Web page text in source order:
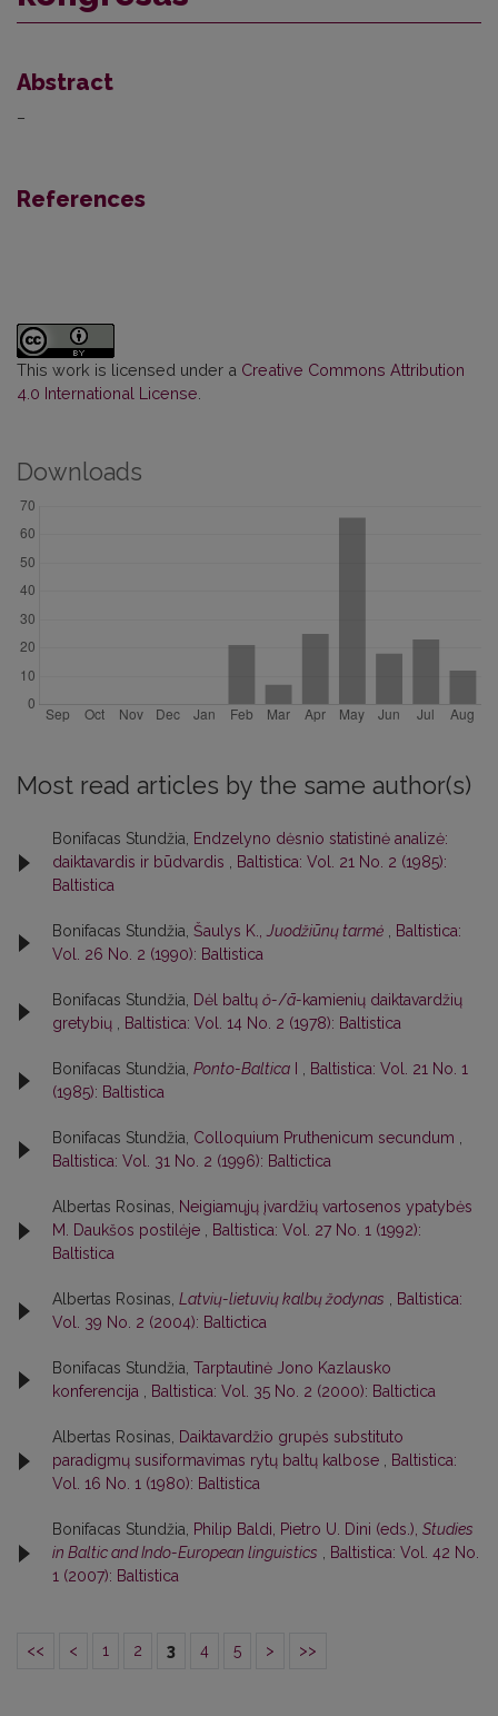
Abstract
–
References
This work is licensed under a Creative Commons Attribution
4.0 International License
Downloads
Most read articles by the same author(s)
Bonifacas Stundžia, Endzelyno dėsnio statistinė analizė:
daiktavardis ir būdvardis , Baltistica: Vol. 21 No. 2 (1985):
Baltistica
Bonifacas Stundžia, Šaulys K.,Juodžiūnų tarmė , Baltistica:
Vol. 26 No. 2 (1990): Baltistica
Bonifacas Stundžia, Dėl baltų ŏ-/ā-kamienių daiktavardžių
gretybių , Baltistica: Vol. 14 No. 2 (1978): Baltistica
Bonifacas Stundžia, Ponto-Baltica , Baltistica: Vol. 21 No. 1
(1985): Baltistica
Bonifacas Stundžia, Colloquium Pruthenicum secundum ,
Baltistica: Vol. 31 No. 2 (1996): Baltictica
Albertas Rosinas, Neigiamųjų įvardžių vartosenos ypatybės
M. Daukšos postilėje , Baltistica: Vol. 27 No. 1 (1992):
Baltistica
Albertas Rosinas, Latvių-lietuvių kalbų žodynas , Baltistica:
Vol. 39 No. 2 (2004): Baltictica
Bonifacas Stundžia, Tarptautinė Jono Kazlausko
konferencija , Baltistica: Vol. 35 No. 2 (2000): Baltictica
Albertas Rosinas, Daiktavardžio grupės substituto
paradigmų susiformavimas rytų baltų kalbose , Baltistica:
Vol. 16 No. 1 (1980): Baltistica
Bonifacas Stundžia, Philip Baldi, Pietro U. Dini (eds.), Studies
in Baltic and Indo-European linguistics , Baltistica: Vol. 42 No.
1 (2007): Baltistica
<< < 1 2 3 4 5 > >>